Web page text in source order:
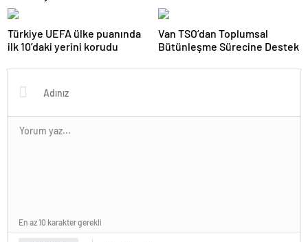
UÇAMIYOR!” VAN KENDİ
GELECEĞİ İÇİN İMZA ATIYOR!
Türkiye UEFA ülke puanında
ilk 10’daki yerini korudu
Van TSO’dan Toplumsal
Bütünleşme Sürecine Destek
En az 10 karakter gerekli